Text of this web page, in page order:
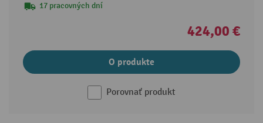
17 pracovných dní
424,00 €
O produkte
Porovnať produkt